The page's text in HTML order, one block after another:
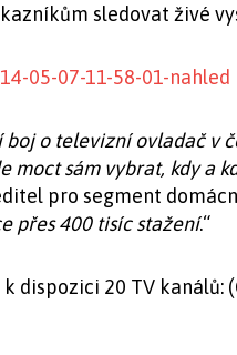
sledovat živé
boj o televizní ovladač v
moct sám vybrat, kdy a
pro segment
přes 400 tisíc stažení.“
dispozici 20 TV kanálů: